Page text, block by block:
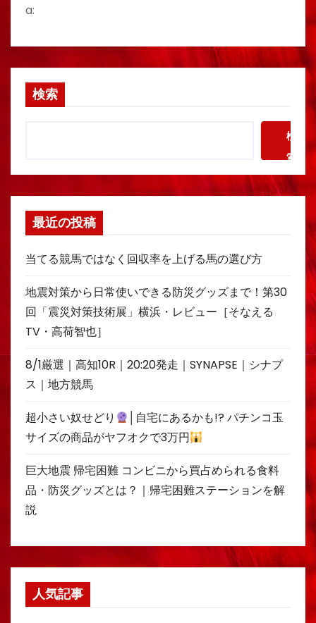
a:
検索
検
索
最近の投稿
当てる競馬ではなく回収率を上げる馬の選び方
地震対策から日常使いできる防災グッズまで！第30
回「震災対策技術展」横浜・レビュー［そなえる
TV・高荷智也］
8/1厳選｜高知10R｜20:20発走｜SYNAPSE｜シナプ
ス｜地方競馬
超小さい奴せどり
│自宅にあるかも!? パチンコ玉
サイズの商品がヤフオクで3万円
巨大地震 帰宅困難 コンビニから買占められる食料
品・防災グッズとは？｜帰宅困難ステーションを解
説
人気記事